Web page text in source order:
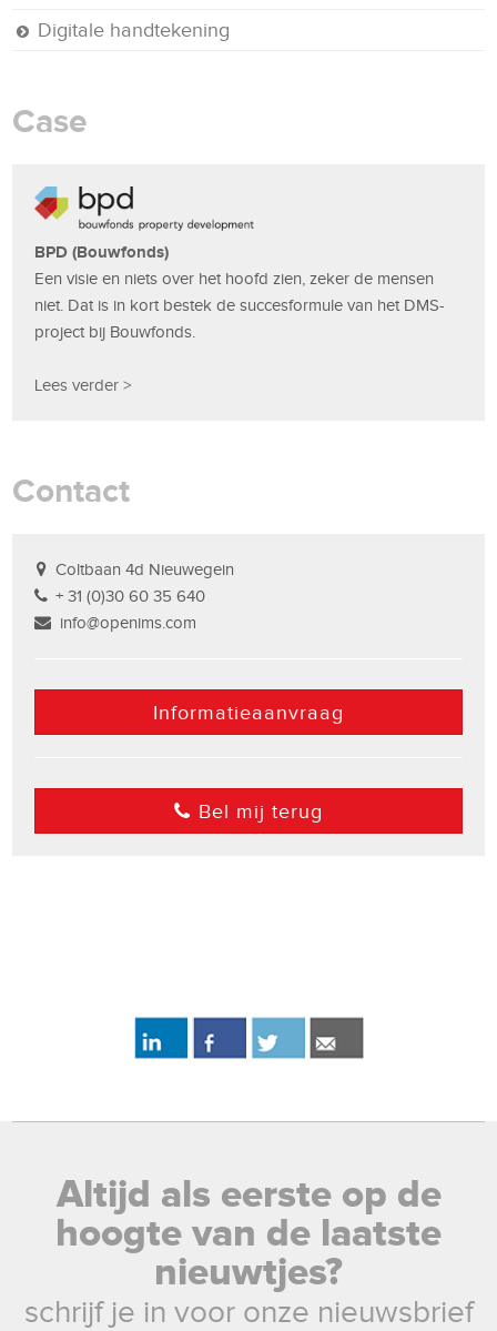
Digitale handtekening
Case
BPD (Bouwfonds)
Een visie en niets over het hoofd zien, zeker de mensen
niet. Dat is in kort bestek de succesformule van het DMS-
project bij Bouwfonds.
Lees verder >
Contact
Coltbaan 4d Nieuwegein
+ 31 (0)30 60 35 640
info@openims.com
Informatieaanvraag
Bel mij terug
Altijd als eerste op de
hoogte van de laatste
nieuwtjes?
schrijf je in voor onze nieuwsbrief